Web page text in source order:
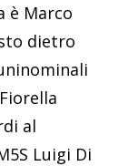
è Marco
dietro
al
Luigi Di